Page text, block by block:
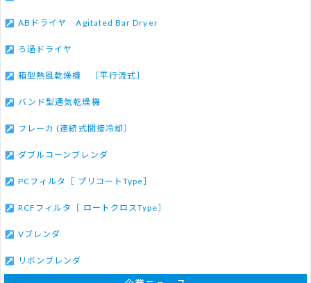
ABドライヤ Agitated Bar Dryer
ろ過ドライヤ
箱型熱風乾燥機 ［平行流式］
バンド型通気乾燥機
フレーカ (連続式間接冷却）
ダブルコーンブレンダ
PCフィルタ［ プリコートType］
RCFフィルタ［ ロートクロスType］
Vブレンダ
リボンブレンダ